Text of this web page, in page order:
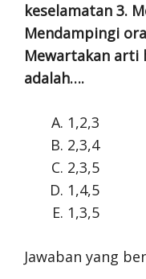
keselamatan 3.
Mendampingi
Mewartakan arti
adalah….
1,2,3
2,3,4
2,3,5
1,4,5
1,3,5
Jawaban yang